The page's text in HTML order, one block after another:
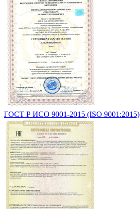
ГОСТ Р ИСО 9001-2015 (ISO 9001:2015)